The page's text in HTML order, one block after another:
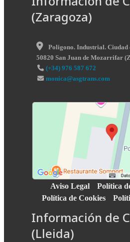
(Zaragoza)
Poligono. Industrial. Ciudad
50820 San Juan de Mozarrifar (
(+34) 976 587 672
monica@asgtrans.com
Aviso Legal
Política
Política de Cookies
Información de
(Lleida)